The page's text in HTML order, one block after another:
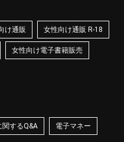
け通販 女性向け通販 R-18
女性向け電子書籍販売
関するQ&A 電子マネー